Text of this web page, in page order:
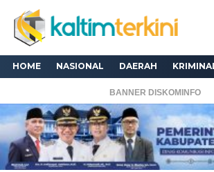
HOME NASIONAL DAERAH
BANNER DISKOMINFO